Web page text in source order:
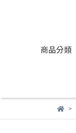
商品分類